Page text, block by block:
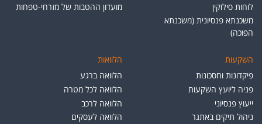
לוחות סילוקין
משכנתא פנסיונית (משכנתא
הפוכה)
מועדון ההטבות של מזרחי-טפחות
השקעות
פיקדונות וחסכונות
פניה ליועץ השקעות
ייעוץ פנסיוני
ניהול תיקים באתגר
הלוואות
הלוואה ברגע
הלוואה לכל מטרה
הלוואה לרכב
הלוואה לעסקים